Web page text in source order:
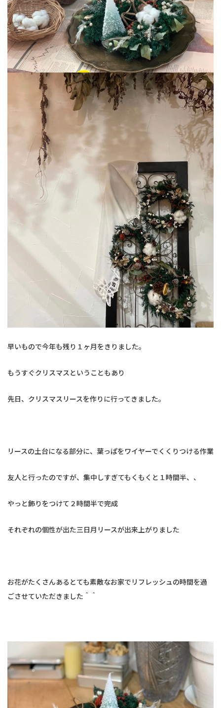
早いもので今年も残り１ヶ月をきりました。
もうすぐクリスマスということもあり
先日、クリスマスリースを作りに行ってきました。
リースの土台になる部分に、葉っぱをワイヤーでくくりつける作業
友人と行ったのですが、集中しすぎてもくもくと１時間半、、
やっと飾りをつけて２時間半で完成
それぞれの個性が出た三日月リースが出来上がりました
お花がたくさんあるとても素敵なお家でリフレッシュの時間を過
ごさせていただきました＾＾